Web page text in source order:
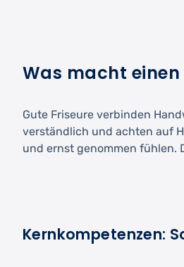
Was macht
Gute Friseure verbinden
verständlich und achten auf
und ernst genommen fühlen.
Kernkompetenzen: